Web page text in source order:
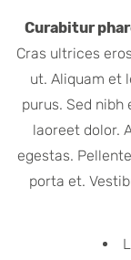
Curabitur
Cras ultrices
ut. Aliquam et
purus. Sed
laoreet dolor.
egestas.
porta et.